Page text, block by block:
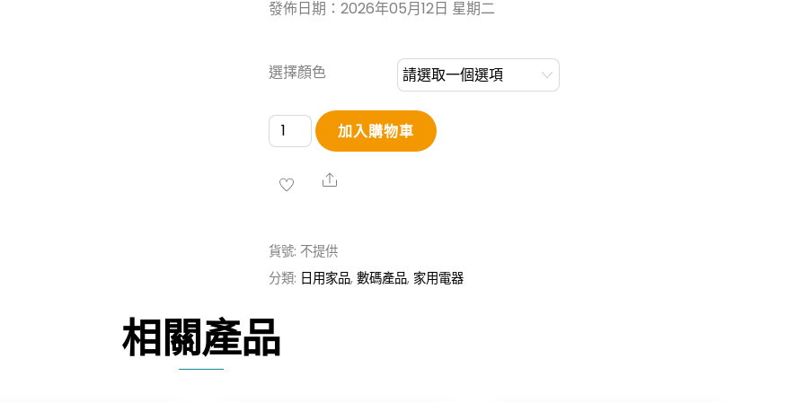
發佈日期：2026年05月12日 星期二
選擇顏色
MINI
黑
科
冷
手
持
風
加入購物車
Share
貨號: 不提供
分類: 日用家品,數碼產品, 家用電器
相關產品